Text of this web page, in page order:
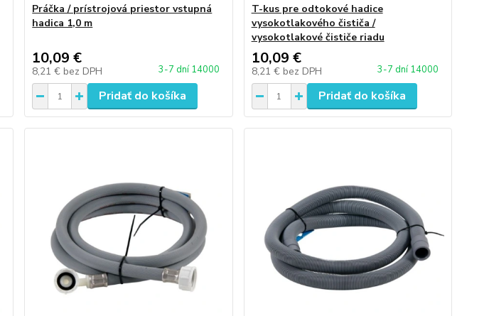
Práčka / prístrojová priestor vstupná
hadica 1,0 m
10,09 €
8,21 € bez DPH 3-7 dní 14000
Pridať do košíka
T-kus pre odtokové hadice
vysokotlakového čističa /
vysokotlakové čističe riadu
10,09 €
8,21 € bez DPH 3-7 dní 14000
Pridať do košíka